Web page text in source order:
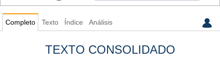
Completo Texto Índice Análisis
TEXTO CONSOLIDADO